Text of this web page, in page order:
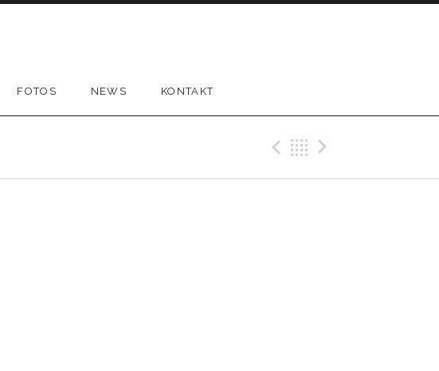
FOTOS NEWS KONTAKT
Previous Gig
Back